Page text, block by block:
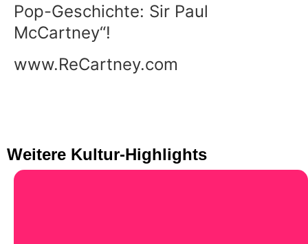
Pop-Geschichte: Sir Paul
McCartney“!
www.ReCartney.com
Weitere Kultur-Highlights